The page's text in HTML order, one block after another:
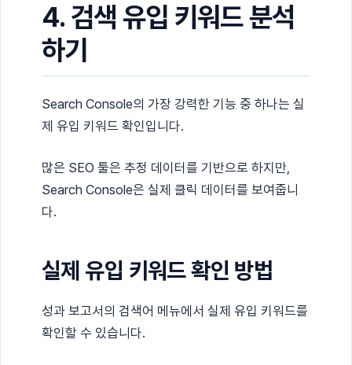
4. 검색 유입 키워드 분석
하기
Search Console의 가장 강력한 기능 중 하나는 실
제 유입 키워드 확인입니다.
많은 SEO 툴은 추정 데이터를 기반으로 하지만,
Search Console은 실제 클릭 데이터를 보여줍니
다.
실제 유입 키워드 확인 방법
성과 보고서의 검색어 메뉴에서 실제 유입 키워드를
확인할 수 있습니다.